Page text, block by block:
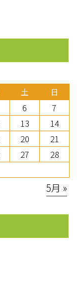
土 日
6
7
13
14
20
21
27
28
5月 »